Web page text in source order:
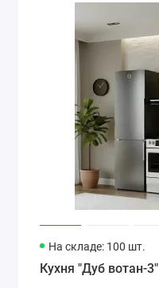
На складе: 100 шт.
Кухня "Дуб вотан-3"